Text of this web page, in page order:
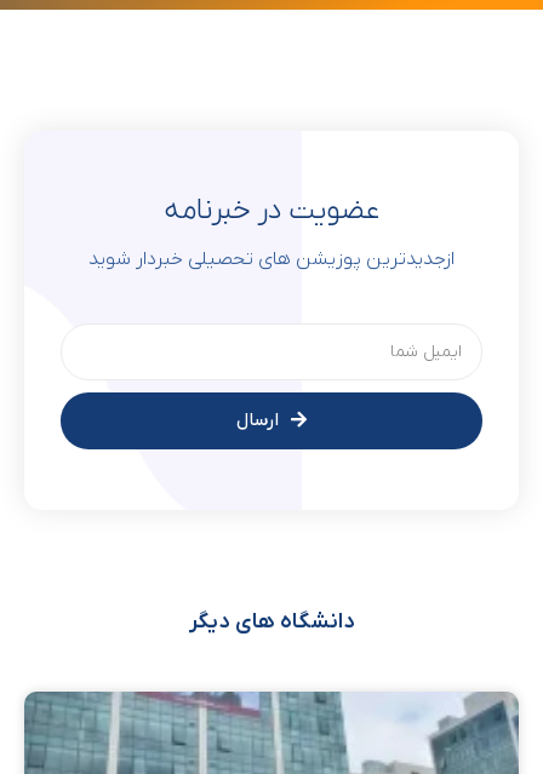
عضویت در خبرنامه
ازجدیدترین پوزیشن های تحصیلی خبردار شوید
ارسال
دانشگاه های دیگر